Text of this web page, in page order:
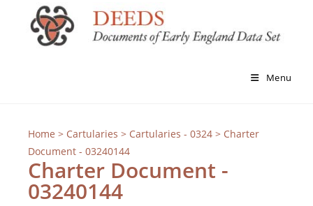
Menu
Home > Cartularies > Cartularies - 0324> Charter
Document - 03240144
Charter Document -
03240144